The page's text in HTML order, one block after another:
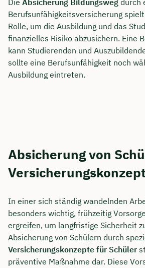
Die Absicherung Bildungsweg durch
Berufsunfähigkeitsversicherung
Rolle, um die Ausbildung und das
finanzielles Risiko abzusichern. Eine
kann Studierenden und
sollte eine Berufsunfähigkeit noch
Ausbildung eintreten.
Absicherung von
In einer sich ständig wandelnden
besonders wichtig, frühzeitig
ergreifen, um langfristige Sicherheit
Absicherung von Schülern durch
Versicherungskonzepte für Schüler
präventive Maßnahme dar. Diese